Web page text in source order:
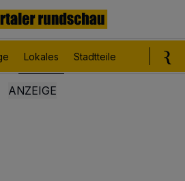
Lokales Stadtteile